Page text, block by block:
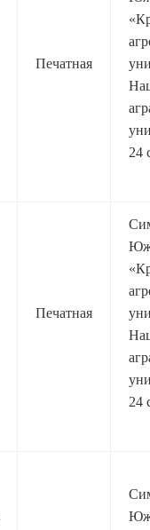
Печатная
24
Печатная
24